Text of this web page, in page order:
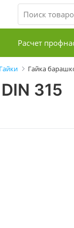
Расчет
Гайки Гайка
315